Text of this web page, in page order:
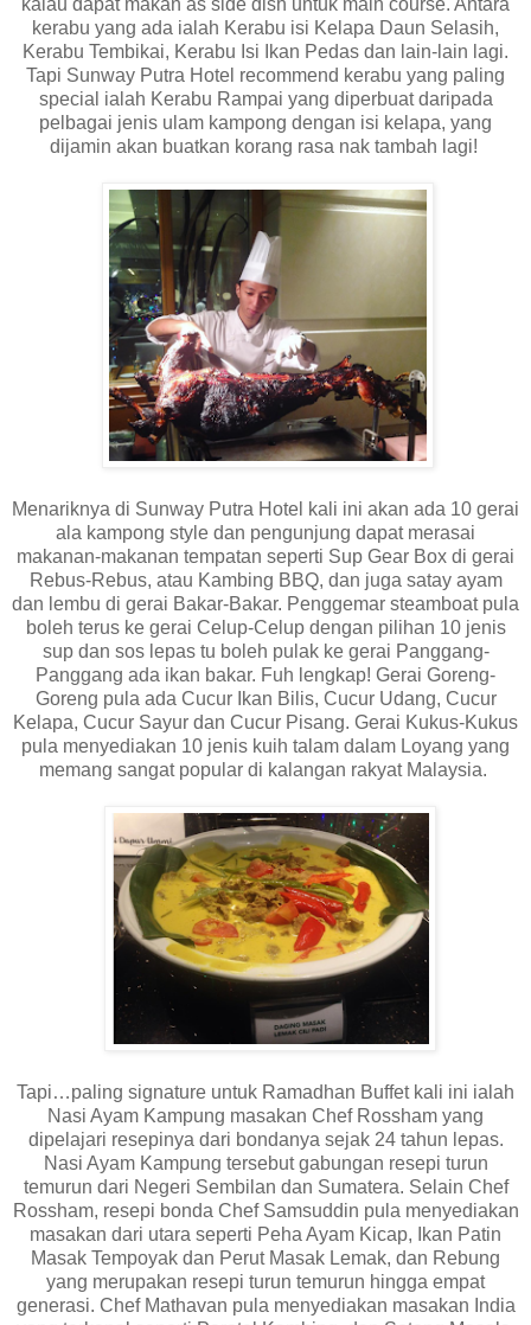
kalau dapat makan as side dish untuk main course. Antara
kerabu yang ada ialah Kerabu isi Kelapa Daun Selasih,
Kerabu Tembikai, Kerabu Isi Ikan Pedas dan lain-lain lagi.
Tapi Sunway Putra Hotel recommend kerabu yang paling
special ialah Kerabu Rampai yang diperbuat daripada
pelbagai jenis ulam kampong dengan isi kelapa, yang
dijamin akan buatkan korang rasa nak tambah lagi!
Menariknya di Sunway Putra Hotel kali ini akan ada 10 gerai
ala kampong style dan pengunjung dapat merasai
makanan-makanan tempatan seperti Sup Gear Box di gerai
Rebus-Rebus, atau Kambing BBQ, dan juga satay ayam
dan lembu di gerai Bakar-Bakar. Penggemar steamboat pula
boleh terus ke gerai Celup-Celup dengan pilihan 10 jenis
sup dan sos lepas tu boleh pulak ke gerai Panggang-
Panggang ada ikan bakar. Fuh lengkap! Gerai Goreng-
Goreng pula ada Cucur Ikan Bilis, Cucur Udang, Cucur
Kelapa, Cucur Sayur dan Cucur Pisang. Gerai Kukus-Kukus
pula menyediakan 10 jenis kuih talam dalam Loyang yang
memang sangat popular di kalangan rakyat Malaysia.
Tapi…paling signature untuk Ramadhan Buffet kali ini ialah
Nasi Ayam Kampung masakan Chef Rossham yang
dipelajari resepinya dari bondanya sejak 24 tahun lepas.
Nasi Ayam Kampung tersebut gabungan resepi turun
temurun dari Negeri Sembilan dan Sumatera. Selain Chef
Rossham, resepi bonda Chef Samsuddin pula menyediakan
masakan dari utara seperti Peha Ayam Kicap, Ikan Patin
Masak Tempoyak dan Perut Masak Lemak, dan Rebung
yang merupakan resepi turun temurun hingga empat
generasi. Chef Mathavan pula menyediakan masakan India